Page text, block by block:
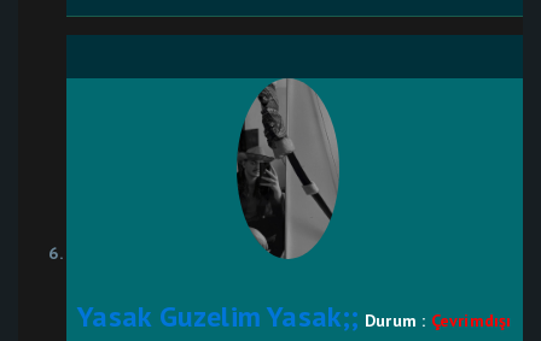
Yasak Guzelim Yasak;; Durum : Çevrimdışı